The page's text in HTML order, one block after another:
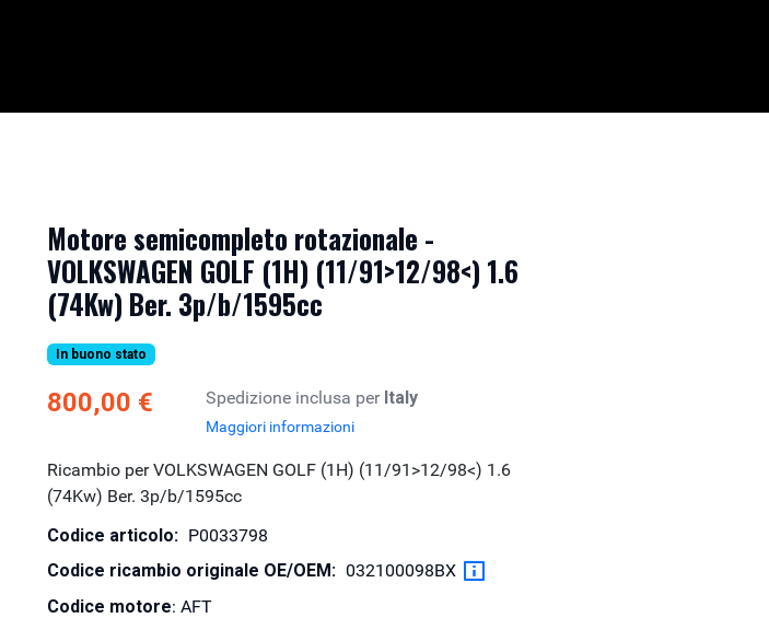
Motore semicompleto rotazionale -
VOLKSWAGEN GOLF (1H) (11/91>12/98<) 1.6
(74Kw) Ber. 3p/b/1595cc
In buono stato
800,00 € Spedizione inclusa per Italy
Maggiori informazioni
Ricambio per VOLKSWAGEN GOLF (1H) (11/91>12/98<) 1.6
(74Kw) Ber. 3p/b/1595cc
Codice articolo: P0033798
Codice ricambio originale OE/OEM: 032100098BX
Codice motore: AFT